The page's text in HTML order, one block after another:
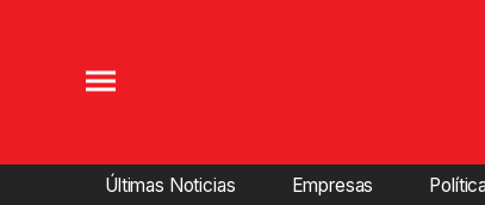
Últimas Noticias Empresas Política